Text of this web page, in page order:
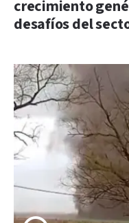
crecimiento
desafíos del